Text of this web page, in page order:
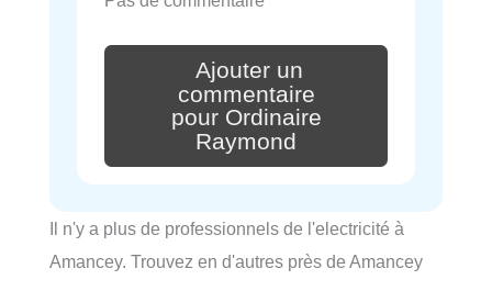
Ajouter un
commentaire
pour Ordinaire
Raymond
Il n'y a plus de professionnels de l'electricité à
Amancey. Trouvez en d'autres près de Amancey